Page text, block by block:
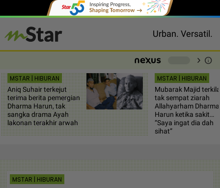
Urban. Versatil.
chevron_right info
MSTAR | HIBURAN
Aniq Suhair terkejut
terima berita pemergian
Dharma Harun, tak
sangka drama Ayah
lakonan terakhir arwah
MSTAR | HIBURAN
Mubarak Majid
tak sempat ziarah
Allahyarham Dharma
Harun ketika sakit…
“Saya ingat dia dah
sihat”
MSTAR | HIBURAN